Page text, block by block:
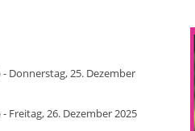
Donnerstag, 25. Dezember
Freitag, 26. Dezember 2025